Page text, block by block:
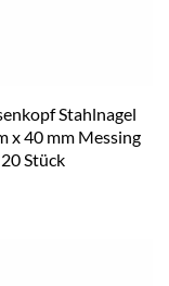
Stahlnagel
x 40 mm Messing
Stück